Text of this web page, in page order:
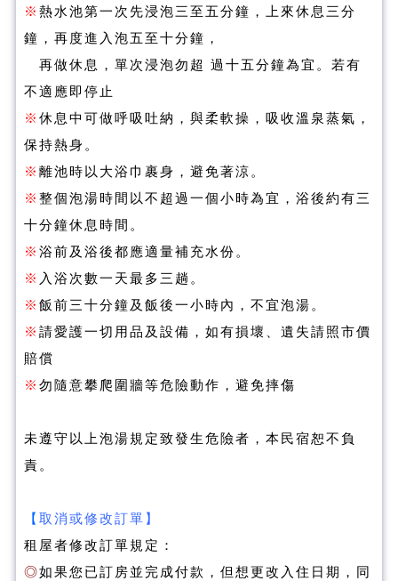
※ 熱水池第一次先浸泡三至五分鐘，上來休息三分
鐘，再度進入泡五至十分鐘，
再做休息，單次浸泡勿超 過十五分鐘為宜。若有
不適應即停止
※ 休息中可做呼吸吐納，與柔軟操，吸收溫泉蒸氣，
保持熱身。
※ 離池時以大浴巾裹身，避免著涼。
※ 整個泡湯時間以不超過一個小時為宜，浴後約有三
十分鐘休息時間。
※ 浴前及浴後都應適量補充水份。
※ 入浴次數一天最多三趟。
※ 飯前三十分鐘及飯後一小時內，不宜泡湯。
※ 請愛護一切用品及設備，如有損壞、遺失請照市價
賠償
※ 勿隨意攀爬圍牆等危險動作，避免摔傷
未遵守以上泡湯規定致發生危險者，本民宿恕不負
責。
【 取消或修改訂單】
租屋者修改訂單規定：
◎如果您已訂房並完成付款，但想更改入住日期，同